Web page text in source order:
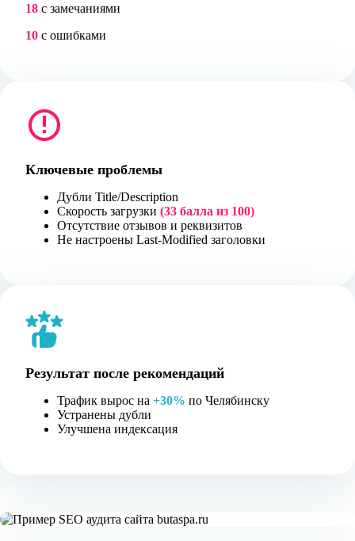
18 с замечаниями
10 с ошибками
Ключевые проблемы
Дубли Title/Description
Скорость загрузки (33 балла из 100)
Отсутствие отзывов и реквизитов
Не настроены Last-Modified заголовки
Результат после рекомендаций
Трафик вырос на +30% по Челябинску
Устранены дубли
Улучшена индексация